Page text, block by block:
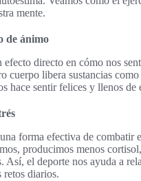
mente.
de ánimo
efecto directo en cómo nos
cuerpo libera sustancias como
hace sentir felices y llenos de
forma efectiva de combatir
producimos menos
Así, el deporte nos ayuda a
retos diarios.